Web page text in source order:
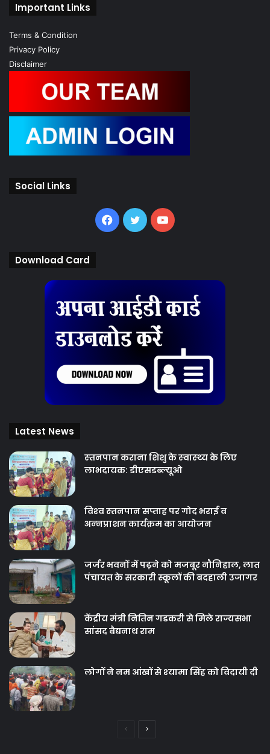
Important Links
Terms & Condition
Privacy Policy
Disclaimer
Social Links
Facebook
TwitterYouTube
Download Card
Latest News
स्‍तनपान कराना शिशु के स्‍वास्‍थ्‍य के लिए
लाभदायक: डीएसडब्‍ल्‍यूओ
विश्‍व स्‍तनपान सप्‍ताह पर गोद भराई व
अन्‍नप्राशन कार्यक्रम का आयोजन
जर्जर भवनों में पढ़ने को मजबूर नौनिहाल, लात
पंचायत के सरकारी स्कूलों की बदहाली उजागर
केंद्रीय मंत्री नितिन गडकरी से मिले राज्यसभा
सांसद बैद्यनाथ राम
लोगों ने नम आंखों से श्‍यामा सिंह को विदायी दी
PreviousNext